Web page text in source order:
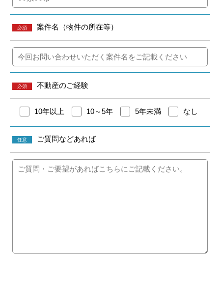
必須 案件名（物件の所在等）
必須 不動産のご経験
10年以上 10～5年 5年未満 なし
任意 ご質問などあれば